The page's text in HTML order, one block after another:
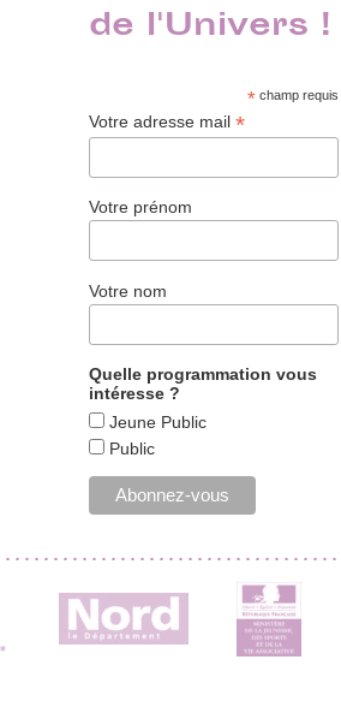
de l'Univers !
*champ requis
Votre adresse mail*
Votre prénom
Votre nom
Quelle programmation vous
intéresse ?
Jeune Public
Public